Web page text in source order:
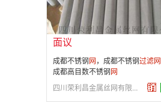
面议
成都不锈钢网，成都不锈钢过滤网
成都高目数不锈钢网
四川荣利昌金属丝网有限公司